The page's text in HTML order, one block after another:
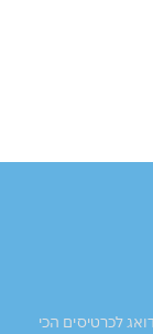
לכרטיסים הכי